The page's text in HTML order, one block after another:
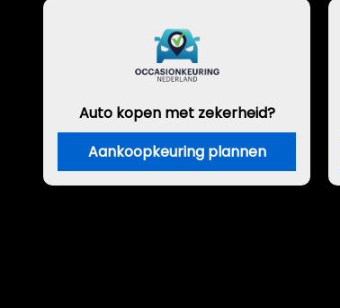
Auto kopen met zekerheid?
Aankoopkeuring plannen